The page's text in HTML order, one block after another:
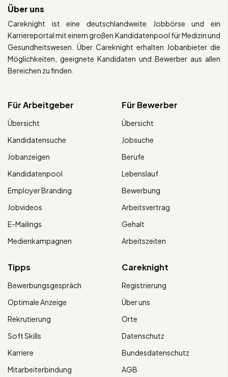
Über uns
Careknight ist eine deutschlandweite Jobbörse und ein
Karriereportal mit einem großen Kandidatenpool für Medizin und
Gesundheitswesen. Über Careknight erhalten Jobanbieter die
Möglichkeiten, geeignete Kandidaten und Bewerber aus allen
Bereichen zu finden.
Für Arbeitgeber
Übersicht
Kandidatensuche
Jobanzeigen
Kandidatenpool
Employer Branding
Jobvideos
E-Mailings
Medienkampagnen
Für Bewerber
Übersicht
Jobsuche
Berufe
Lebenslauf
Bewerbung
Arbeitsvertrag
Gehalt
Arbeitszeiten
Tipps
Bewerbungsgespräch
Optimale Anzeige
Rekrutierung
Soft Skills
Karriere
Mitarbeiterbindung
Careknight
Registrierung
Über uns
Orte
Datenschutz
Bundesdatenschutz
AGB